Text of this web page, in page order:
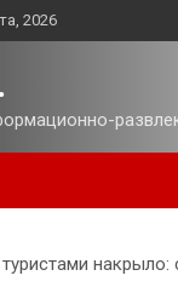
2026
накрыло: